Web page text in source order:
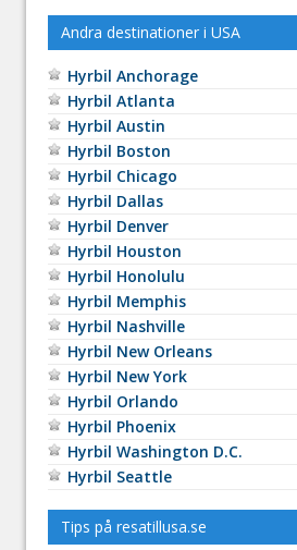
Andra destinationer i USA
Hyrbil Anchorage
Hyrbil Atlanta
Hyrbil Austin
Hyrbil Boston
Hyrbil Chicago
Hyrbil Dallas
Hyrbil Denver
Hyrbil Houston
Hyrbil Honolulu
Hyrbil Memphis
Hyrbil Nashville
Hyrbil New Orleans
Hyrbil New York
Hyrbil Orlando
Hyrbil Phoenix
Hyrbil Washington D.C.
Hyrbil Seattle
Tips på resatillusa.se